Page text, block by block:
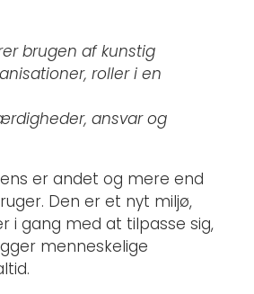
brugen af kunstig
roller i en
ansvar og
er andet og mere end
Den er et nyt miljø,
i gang med at tilpasse sig,
menneskelige